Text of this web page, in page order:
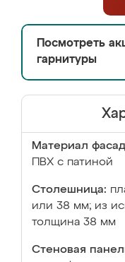
Посмотреть
гарнитуры
Материал
ПВХ с патиной
Столешница:
или 38 мм; из
толщина 38 мм
Стеновая